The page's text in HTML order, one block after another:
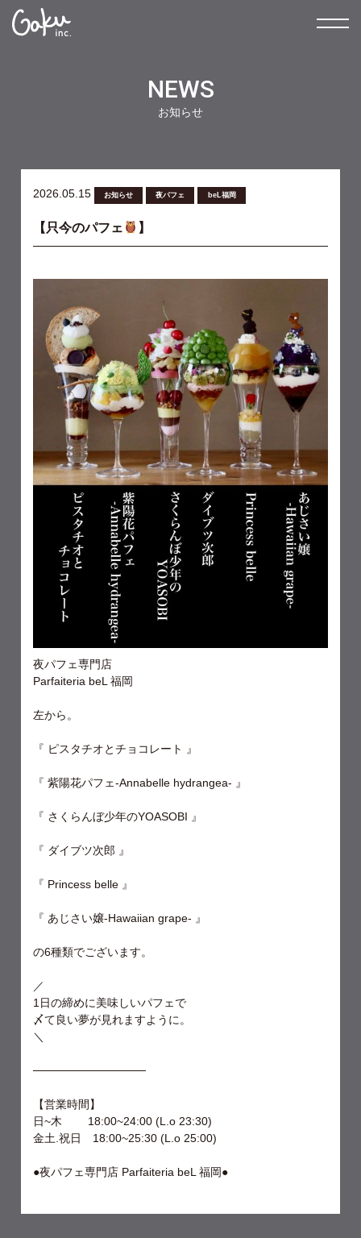
NEWS
お知らせ
2026.05.15 お知らせ 夜パフェ beL福岡
【只今のパフェ 】
夜パフェ専門店
Parfaiteria beL 福岡
左から。
『 ピスタチオとチョコレート 』
『 紫陽花パフェ-Annabelle hydrangea- 』
『 さくらんぼ少年のYOASOBI 』
『 ダイブツ次郎 』
『 Princess belle 』
『 あじさい嬢-Hawaiian grape- 』
の6種類でございます。
／
1日の締めに美味しいパフェで
〆て良い夢が見れますように。
＼
──────────────
【営業時間】
日~木 18:00~24:00 (L.o 23:30)
金土.祝日 18:00~25:30 (L.o 25:00)
●夜パフェ専門店 Parfaiteria beL 福岡●